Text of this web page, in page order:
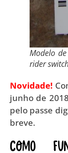
Modelo
rider
Novidade!
junho de
pelo passe
breve.
Como